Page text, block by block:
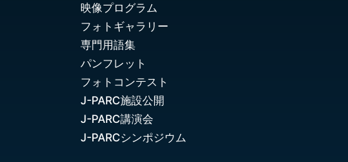
映像プログラム
フォトギャラリー
専門用語集
パンフレット
フォトコンテスト
J-PARC施設公開
J-PARC講演会
J-PARCシンポジウム